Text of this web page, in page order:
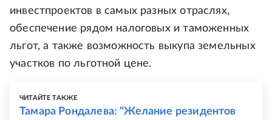
инвестпроектов в самых разных отраслях,
обеспечение рядом налоговых и таможенных
льгот, а также возможность выкупа земельных
участков по льготной цене.
ЧИТАЙТЕ ТАКЖЕ
Тамара Рондалева: "Желание резидентов